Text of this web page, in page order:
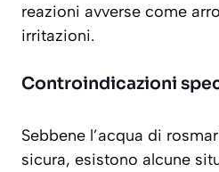
reazioni avverse come
irritazioni.
Controindicazioni
Sebbene l’acqua di
sicura, esistono alcune